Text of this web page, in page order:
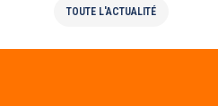
TOUTE L'ACTUALITÉ